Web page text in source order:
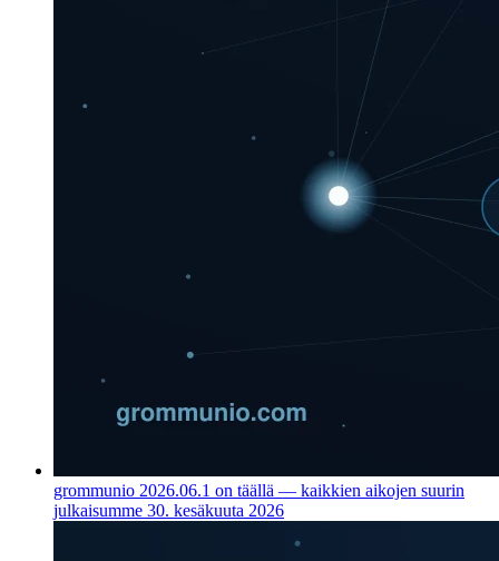
grommunio 2026.06.1 on täällä — kaikkien aikojen suurin
julkaisumme 30. kesäkuuta 2026